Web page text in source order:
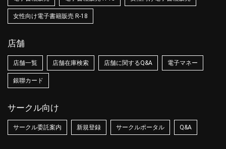
女性向け電子書籍販売 R-18
店舗
店舗一覧 店舗在庫検索 店舗に関するQ&A 電子マネー
銀聯カード
サークル向け
サークル委託案内 新規登録 サークルポータル Q&A